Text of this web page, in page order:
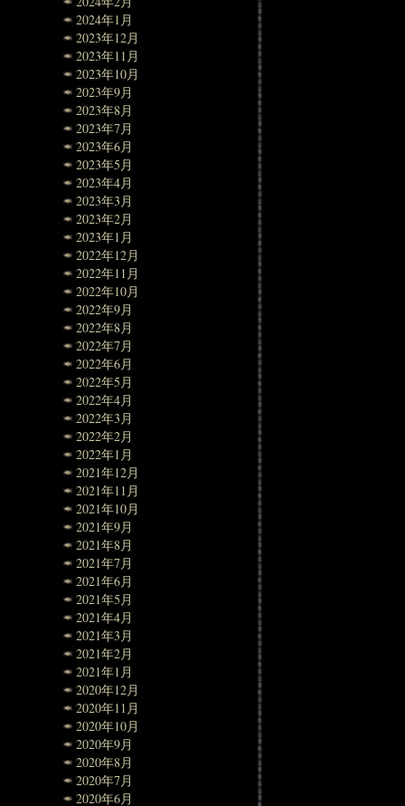
2024年1月
2023年12月
2023年11月
2023年10月
2023年9月
2023年8月
2023年7月
2023年6月
2023年5月
2023年4月
2023年3月
2023年2月
2023年1月
2022年12月
2022年11月
2022年10月
2022年9月
2022年8月
2022年7月
2022年6月
2022年5月
2022年4月
2022年3月
2022年2月
2022年1月
2021年12月
2021年11月
2021年10月
2021年9月
2021年8月
2021年7月
2021年6月
2021年5月
2021年4月
2021年3月
2021年2月
2021年1月
2020年12月
2020年11月
2020年10月
2020年9月
2020年8月
2020年7月
2020年6月